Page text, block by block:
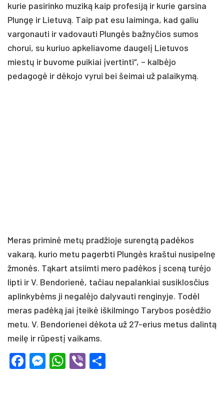
kurie pasirinko muziką kaip profesiją ir kurie garsina
Plungę ir Lietuvą. Taip pat esu laiminga, kad galiu
vargonauti ir vadovauti Plungės bažnyčios sumos
chorui, su kuriuo apkeliavome daugelį Lietuvos
miestų ir buvome puikiai įvertinti“, – kalbėjo
pedagogė ir dėkojo vyrui bei šeimai už palaikymą.
Meras priminė metų pradžioje surengtą padėkos
vakarą, kurio metu pagerbti Plungės kraštui nusipelnę
žmonės. Tąkart atsiimti mero padėkos į sceną turėjo
lipti ir V. Bendorienė, tačiau nepalankiai susiklosčius
aplinkybėms ji negalėjo dalyvauti renginyje. Todėl
meras padėką jai įteikė iškilmingo Tarybos posėdžio
metu. V. Bendorienei dėkota už 27-erius metus dalintą
meilę ir rūpestį vaikams.
Facebook
Messenger
WhatsApp
Viber